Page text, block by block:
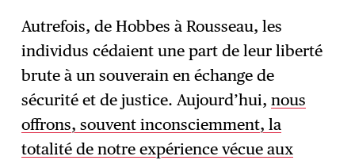
Autrefois, de Hobbes à Rousseau, les
individus cédaient une part de leur liberté
brute à un souverain en échange de
sécurité et de justice. Aujourd’hui,nous
offrons, souvent inconsciemment, la
totalité de notre expérience vécue aux